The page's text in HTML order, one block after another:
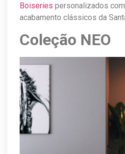
Boiseries personalizados
acabamento clássicos da
Coleção NEO